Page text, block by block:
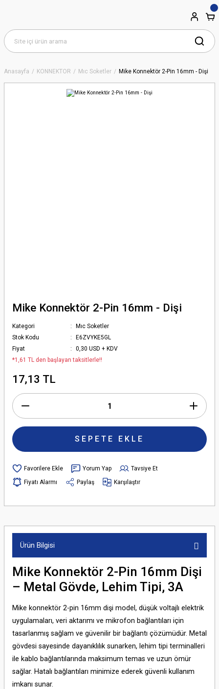
Anasayfa KONNEKTÖR Mıc Soketler Mike Konnektör 2-Pin 16mm - Dişi
Mike Konnektör 2-Pin 16mm - Dişi
Kategori
Mıc Soketler
Stok Kodu
E6ZVYKE5GL
Fiyat
0,30 USD + KDV
*1,61 TL den başlayan taksitlerle!!
17,13 TL
SEPETE EKLE
Yorum Yap
Tavsiye Et
Fiyatı Alarmı
Paylaş Karşılaştır
Ürün Bilgisi
Mike Konnektör 2-Pin 16mm Dişi
– Metal Gövde, Lehim Tipi, 3A
Mike konnektör 2-pin 16mm dişi model, düşük voltajlı elektrik
uygulamaları, veri aktarımı ve mikrofon bağlantıları için
tasarlanmış sağlam ve güvenilir bir bağlantı çözümüdür. Metal
gövdesi sayesinde dayanıklılık sunarken, lehim tipi terminalleri
ile kablo bağlantılarında maksimum temas ve uzun ömür
sağlar. Hatalı bağlantıları minimize ederek güvenli kullanım
imkanı sunar.